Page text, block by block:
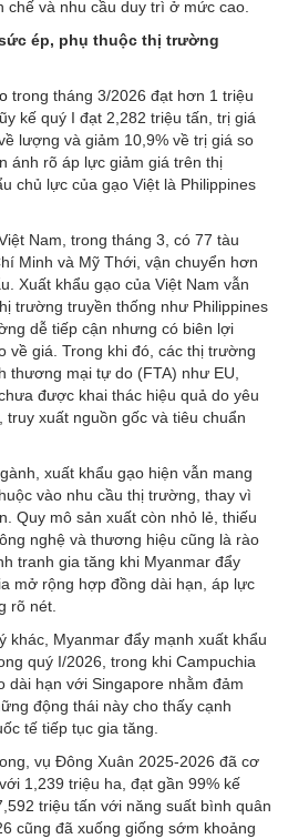
chế và nhu cầu duy trì ở mức cao.
ép, phụ thuộc thị trường
trong tháng 3/2026 đạt hơn 1 triệu
kế quý I đạt 2,282 triệu tấn, trị giá
lượng và giảm 10,9% về trị giá so
ánh rõ áp lực giảm giá trên thị
chủ lực của gạo Việt là Philippines
Nam, trong tháng 3, có 77 tàu
Minh và Mỹ Thới, vận chuyển hơn
Xuất khẩu gạo của Việt Nam vẫn
trường truyền thống như Philippines
dễ tiếp cận nhưng có biên lợi
về giá. Trong khi đó, các thị trường
thương mại tự do (FTA) như EU,
được khai thác hiệu quả do yêu
xuất nguồn gốc và tiêu chuẩn
xuất khẩu gạo hiện vẫn mang
vào nhu cầu thị trường, thay vì
Quy mô sản xuất còn nhỏ lẻ, thiếu
nghệ và thương hiệu cũng là rào
tranh gia tăng khi Myanmar đẩy
mở rộng hợp đồng dài hạn, áp lực
rõ nét.
khác, Myanmar đẩy mạnh xuất khẩu
quý I/2026, trong khi Campuchia
dài hạn với Singapore nhằm đảm
động thái này cho thấy cạnh
tế tiếp tục gia tăng.
vụ Đông Xuân 2025-2026 đã cơ
1,239 triệu ha, đạt gần 99% kế
triệu tấn với năng suất bình quân
cũng đã xuống giống sớm khoảng